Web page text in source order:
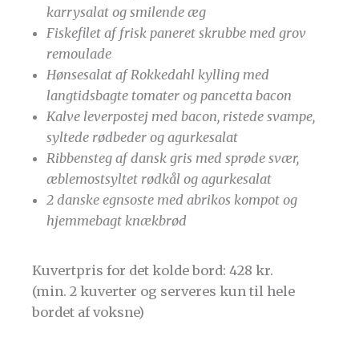
karrysalat og smilende æg
Fiskefilet af frisk paneret skrubbe med grov
remoulade
Hønsesalat af Rokkedahl kylling med
langtidsbagte tomater og pancetta bacon
Kalve leverpostej med bacon, ristede svampe,
syltede rødbeder og agurkesalat
Ribbensteg af dansk gris med sprøde svær,
æblemostsyltet rødkål og agurkesalat
2 danske egnsoste med abrikos kompot og
hjemmebagt knækbrød
Kuvertpris for det kolde bord: 428 kr.
(min. 2 kuverter og serveres kun til hele
bordet af voksne)